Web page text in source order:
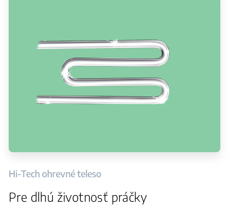
Hi-Tech ohrevné teleso
Pre dlhú životnosť práčky